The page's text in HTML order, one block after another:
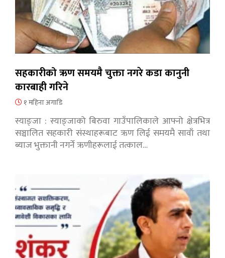
सहकारीको ऋण समयमै चुक्ता नगरे कडा कानुनी
कारबाही गरिने
१ महिना अगाडि
स्याङ्जा : स्याङ्जाको बिरुवा गाउँपालिकाले आफ्नो क्षेत्रभित्र
सञ्चालित सहकारी संस्थाहरूबाट ऋण लिई समयमै सावाँ तथा
ब्याज भुक्तानी नगर्ने ऋणीहरूलाई तत्काल…